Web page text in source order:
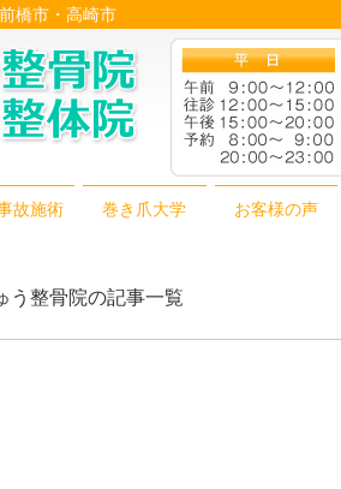
橋市・高崎市
故施術 巻き爪大学 お客様の声
う整骨院の記事一覧